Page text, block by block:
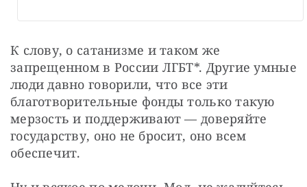
К слову, о сатанизме и таком же
запрещенном в России ЛГБТ*. Другие умные
люди давно говорили, что все эти
благотворительные фонды только такую
мерзость и поддерживают — доверяйте
государству, оно не бросит, оно всем
обеспечит.